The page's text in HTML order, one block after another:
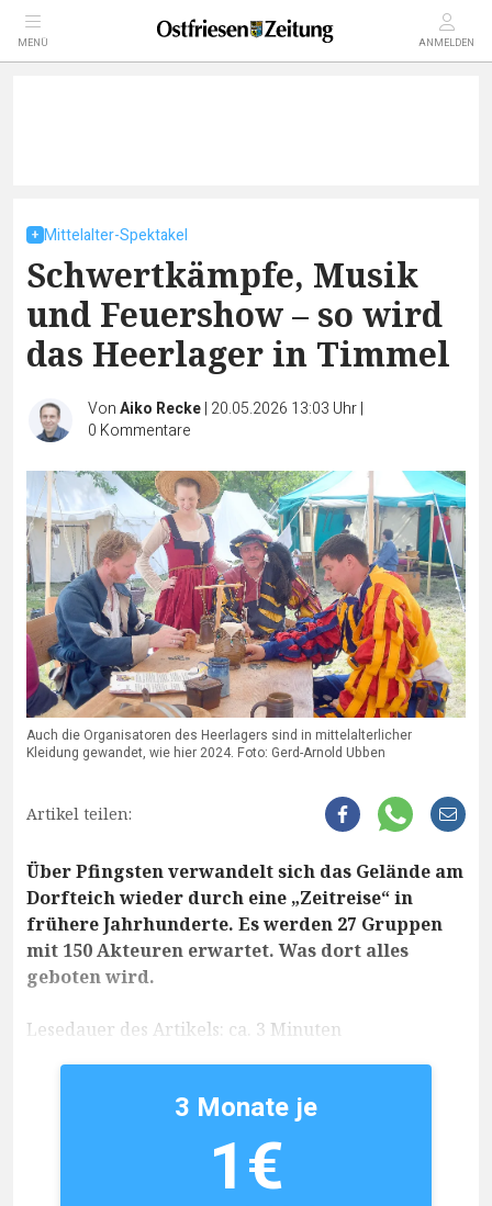
MENÜ ANMELDEN
Mittelalter-Spektakel
Schwertkämpfe, Musik
und Feuershow – so wird
das Heerlager in Timmel
VonAiko Recke| 20.05.2026 13:03 Uhr|
0 Kommentare
Auch die Organisatoren des Heerlagers sind in mittelalterlicher
Kleidung gewandet, wie hier 2024. Foto: Gerd-Arnold Ubben
Artikel teilen:
Über Pfingsten verwandelt sich das Gelände am
Dorfteich wieder durch eine „Zeitreise“ in
frühere Jahrhunderte. Es werden 27 Gruppen
mit 150 Akteuren erwartet. Was dort alles
geboten wird.
Lesedauer des Artikels: ca. 3 Minuten
3 Monate je
1€